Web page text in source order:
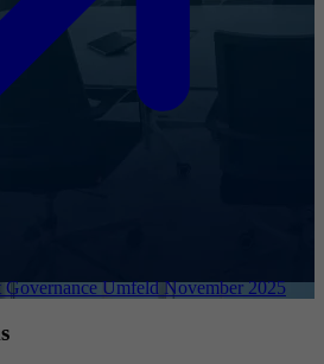
Umfeld November 2025